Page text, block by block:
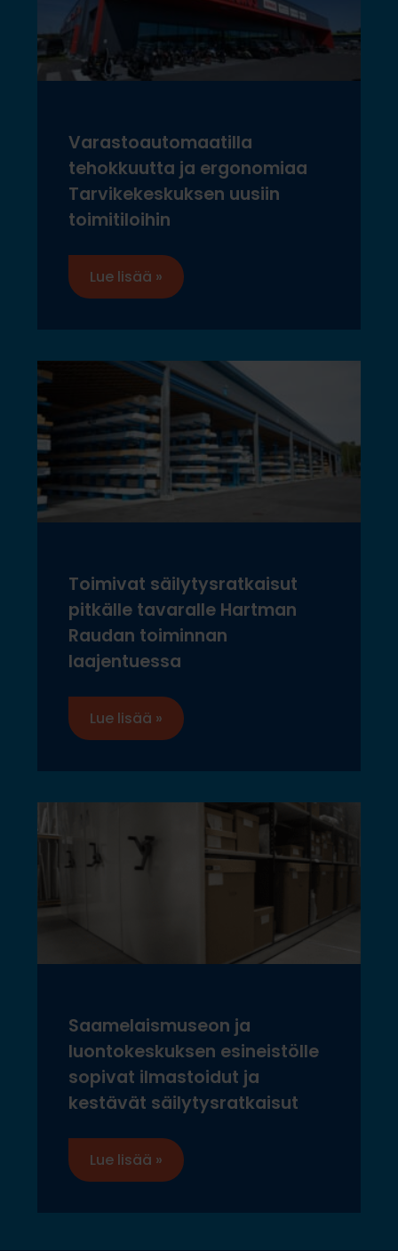
Varastoautomaatilla
tehokkuutta ja ergonomiaa
Tarvikekeskuksen uusiin
toimitiloihin
Lue lisää »
Toimivat säilytysratkaisut
pitkälle tavaralle Hartman
Raudan toiminnan
laajentuessa
Lue lisää »
Saamelaismuseon ja
luontokeskuksen esineistölle
sopivat ilmastoidut ja
kestävät säilytysratkaisut
Lue lisää »